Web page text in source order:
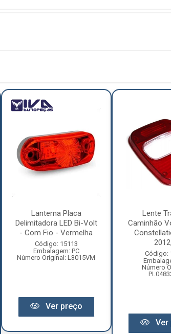
Lanterna Placa
Delimitadora LED Bi-Volt
- Com Fio - Vermelha
Código: 15113
Embalagem: PC
Número Original: L3015VM
Ver preço
Lente
Caminhão
Código:
Número
Ver